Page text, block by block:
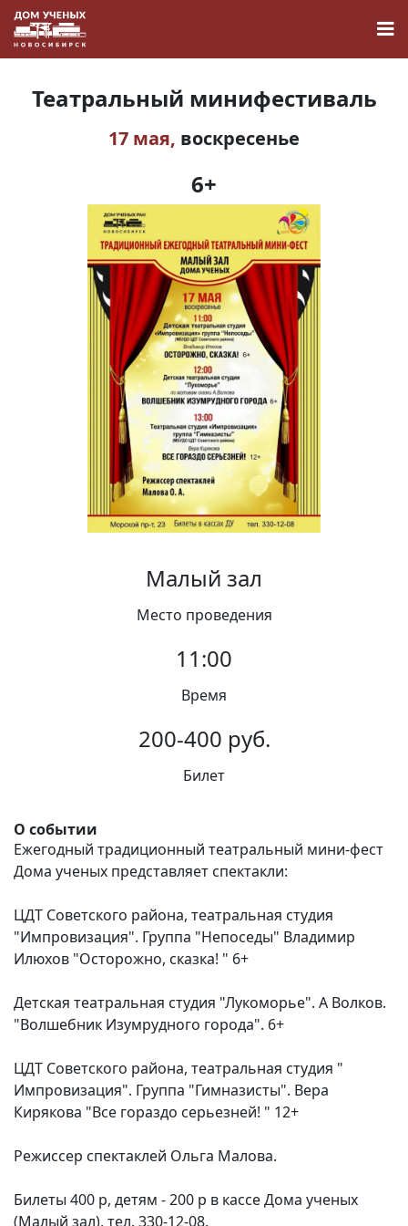
Наука
О Доме учёных
Виртуальный тур
Контакты
Вакансии
Театральный минифестиваль
17 мая, воскресенье
6+
Малый зал
Место проведения
11:00
Время
200-400 руб.
Билет
О событии
Ежегодный традиционный театральный мини-фест
Дома ученых представляет спектакли:
ЦДТ Советского района, театральная студия
"Импровизация". Группа "Непоседы" Владимир
Илюхов "Осторожно, сказка! " 6+
Детская театральная студия "Лукоморье". А Волков.
"Волшебник Изумрудного города". 6+
ЦДТ Советского района, театральная студия "
Импровизация". Группа "Гимназисты". Вера
Кирякова "Все гораздо серьезней! " 12+
Режиссер спектаклей Ольга Малова.
Билеты 400 р, детям - 200 р в кассе Дома ученых
(Малый зал), тел. 330-12-08.